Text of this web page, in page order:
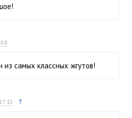
самых классных жгутов!
↑